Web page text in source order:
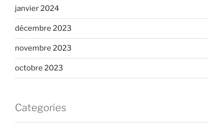
janvier 2024
décembre 2023
novembre 2023
octobre 2023
Categories